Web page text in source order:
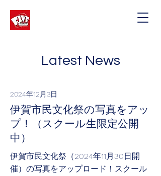
Latest News
2024年12月3日
伊賀市民文化祭の写真をアッ
プ！（スクール生限定公開
中）
伊賀市民文化祭（2024年11月30日開
催）の写真をアップロード！スクール